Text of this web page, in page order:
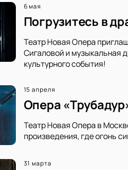
6 мая
Погрузитесь в
Театр Новая Опера
Сигаловой и музыкальная
культурного события!
15 апреля
Опера
Театр Новая Опера в
произведения, где огонь
31 марта